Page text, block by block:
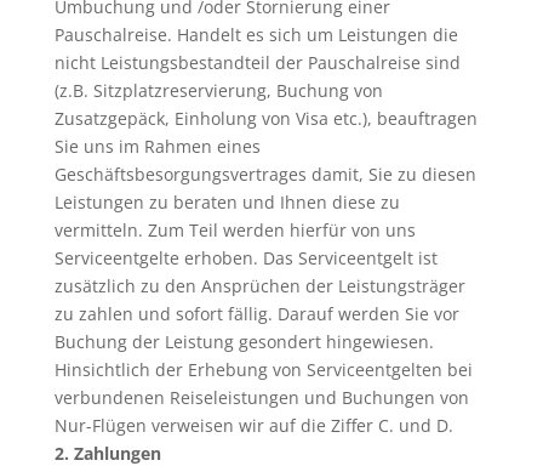
Umbuchung und /oder Stornierung einer
Pauschalreise. Handelt es sich um Leistungen die
nicht Leistungsbestandteil der Pauschalreise sind
(z.B. Sitzplatzreservierung, Buchung von
Zusatzgepäck, Einholung von Visa etc.), beauftragen
Sie uns im Rahmen eines
Geschäftsbesorgungsvertrages damit, Sie zu diesen
Leistungen zu beraten und Ihnen diese zu
vermitteln. Zum Teil werden hierfür von uns
Serviceentgelte erhoben. Das Serviceentgelt ist
zusätzlich zu den Ansprüchen der Leistungsträger
zu zahlen und sofort fällig. Darauf werden Sie vor
Buchung der Leistung gesondert hingewiesen.
Hinsichtlich der Erhebung von Serviceentgelten bei
verbundenen Reiseleistungen und Buchungen von
Nur-Flügen verweisen wir auf die Ziffer C. und D.
2. Zahlungen